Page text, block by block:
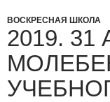
ВОСКРЕСНАЯ ШКОЛА
2019. 31